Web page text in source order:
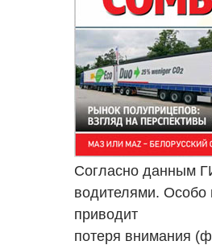
Согласно данным
водителями. Особо
приводит
потеря внимания